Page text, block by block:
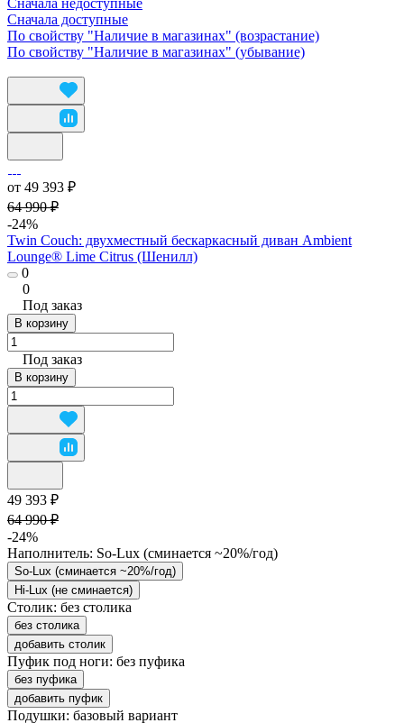
Сначала доступные
По свойству "Наличие в магазинах" (возрастание)
По свойству "Наличие в магазинах" (убывание)
от 49 393 ₽
64 990 ₽
-24%
Twin Couch: двухместный бескаркасный диван Ambient
Lounge® Lime Citrus (Шенилл)
0
0
Под заказ
В корзину
Под заказ
В корзину
49 393 ₽
64 990 ₽
-24%
Наполнитель: So-Lux (cминается ~20%/год)
So-Lux (cминается ~20%/год)
Hi-Lux (не сминается)
Столик: без столика
без столика
добавить столик
Пуфик под ноги: без пуфика
без пуфика
добавить пуфик
Подушки: базовый вариант